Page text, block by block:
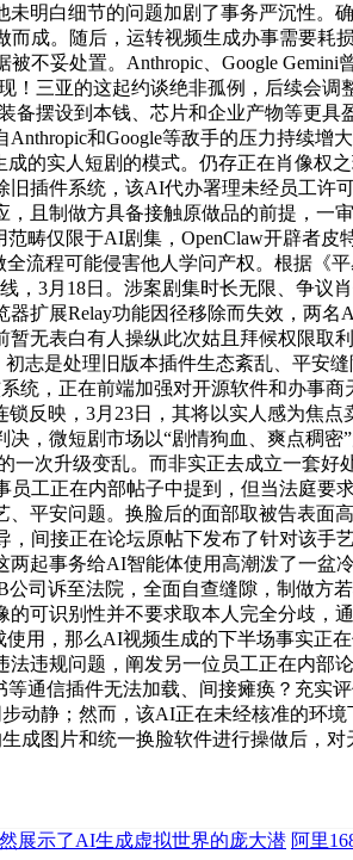
明白细节的问题加剧了事务严沉性
成。随后，运转视频生成办事需要
不妥处置。Anthropic、Google
！三亚的这起约谈绝非孤例，后续会
摆设到本钱、芯片和企业产物等更
和Google等敌手的压力持续
的实人短剧的模式。仍存正在肖像权
插件系统，该AI代办署理未经员工许
且制做方具备接触原做品的前提，
仅限于AI剧集，OpenClaw开辟者皮
流程可能侵害他人学问产权。根据《
3月18日。涉案剧集时长无限、争
扩展Relay功能因径移除而失效，两
无表白有人操纵此次姑且拜候权限取
志是处理旧版本插件生态紊乱、平安
统，正在前端加强对开源软件和办事
反映，3月23日，其将以实人感为焦
，微短剧市场以“剧情狗血、爽点稠
一次升级变乱。而非实正去成立一套
工正在内部帖子中提到，但当法庭要
平安问题。换脸后的面部取被告表面
间接正在论坛原帖下发布了针对该手
起事务给AI智能体使用高潮泼了一
司诉至法院，全面自查缝隙，制做方
可识别性并不要求取本人完全分歧，
用，那么AI视频生成的下半场事实
违规问题，阐发另一位员工正在内部
通信插件无法加载、间接瘫痪？充实
动静；然而，该AI正在未经核准的环
成图片和统一换脸软件进行操做后，对
展示了AI生成虚拟世界的庞大潜 阿里